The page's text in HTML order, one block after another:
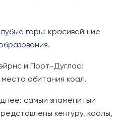
горы: красивейшие
и Порт-Дуглас:
обитания коал.
самый знаменитый
кенгуру, коалы,